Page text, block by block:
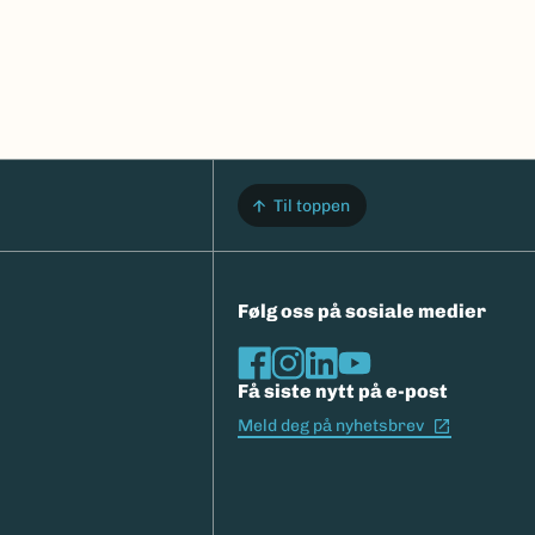
Til toppen
Følg oss på sosiale medier
Få siste nytt på e-post
Meld deg på nyhetsbrev